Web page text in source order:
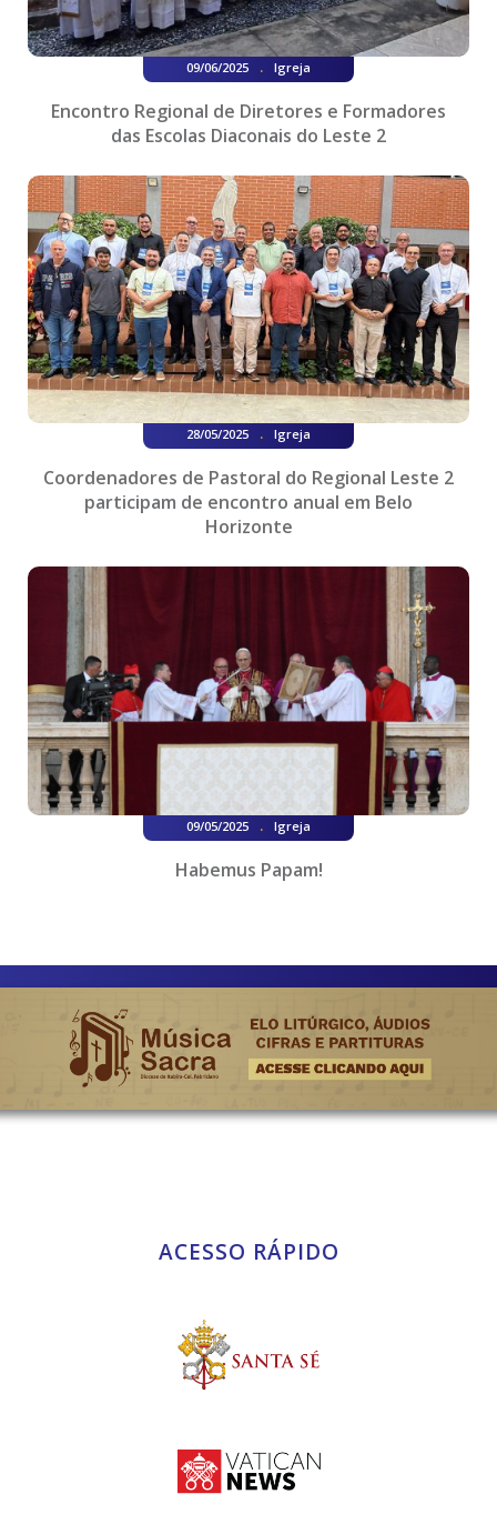
09/06/2025 . Igreja
Encontro Regional de Diretores e Formadores
das Escolas Diaconais do Leste 2
28/05/2025 . Igreja
Coordenadores de Pastoral do Regional Leste 2
participam de encontro anual em Belo
Horizonte
09/05/2025 . Igreja
Habemus Papam!
ACESSO RÁPIDO